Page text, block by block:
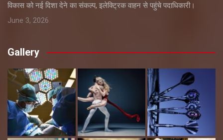
विकास को नई दिशा देने का संकल्प, इलेक्ट्रिक वाहन से पहुंचे पदाधिकारी।
June 3, 2026
Gallery